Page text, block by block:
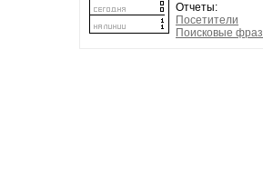
Отчеты:
Посетители
Поисковые